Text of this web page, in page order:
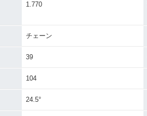
1.770
チェーン
39
104
24.5°